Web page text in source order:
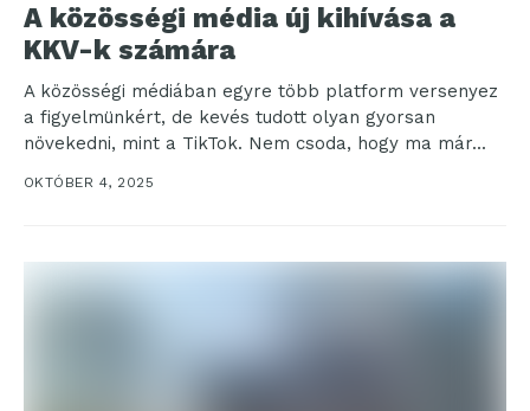
A közösségi média új kihívása a
KKV-k számára
A közösségi médiában egyre több platform versenyez
a figyelmünkért, de kevés tudott olyan gyorsan
növekedni, mint a TikTok. Nem csoda, hogy ma már...
OKTÓBER 4, 2025